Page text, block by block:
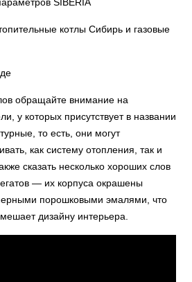
обращайте внимание на
у которых присутствует в названии
то есть, они могут
как систему отопления, так и
сказать несколько хороших слов
— их корпуса окрашены
порошковыми эмалями, что
дизайну интерьера.